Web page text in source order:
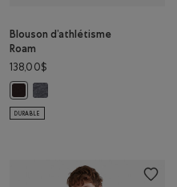
en coton bio: NOIR Couleur
en coton bio: POIVRE
à capuchon en coton bio: NOIR/
Blouson d’athlétisme
Roam
138,00$
Blouson d’athlétisme Roam: CAFÉ
Blouson d’athlétisme Roam:
DURABLE